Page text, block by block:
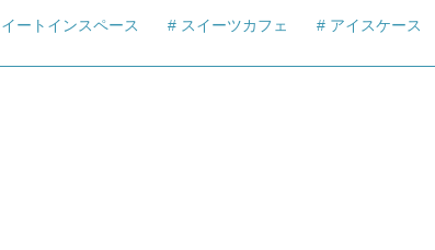
イートインスペース スイーツカフェ アイスケース